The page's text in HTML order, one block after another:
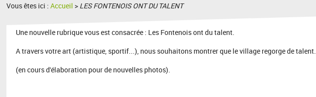
Vous êtes ici :Accueil > LES FONTENOIS ONT DU TALENT
Une nouvelle rubrique vous est consacrée : Les Fontenois ont du talent.
A travers votre art (artistique, sportif...), nous souhaitons montrer que le village regorge de talent.
(en cours d'élaboration pour de nouvelles photos).